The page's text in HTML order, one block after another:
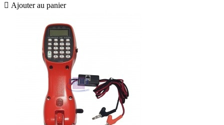
 Ajouter au panier